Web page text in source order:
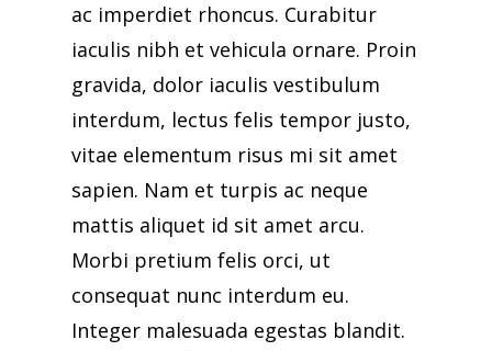
ac imperdiet rhoncus. Curabitur
iaculis nibh et vehicula ornare. Proin
gravida, dolor iaculis vestibulum
interdum, lectus felis tempor justo,
vitae elementum risus mi sit amet
sapien. Nam et turpis ac neque
mattis aliquet id sit amet arcu.
Morbi pretium felis orci, ut
consequat nunc interdum eu.
Integer malesuada egestas blandit.